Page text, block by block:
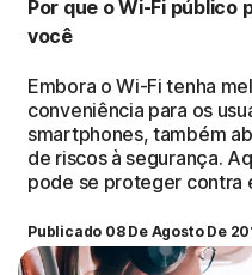
Por que o Wi-Fi público
você
Embora o Wi-Fi tenha
conveniência para os
smartphones, também
de riscos à segurança.
pode se proteger contra
Publicado 08 De Agosto De